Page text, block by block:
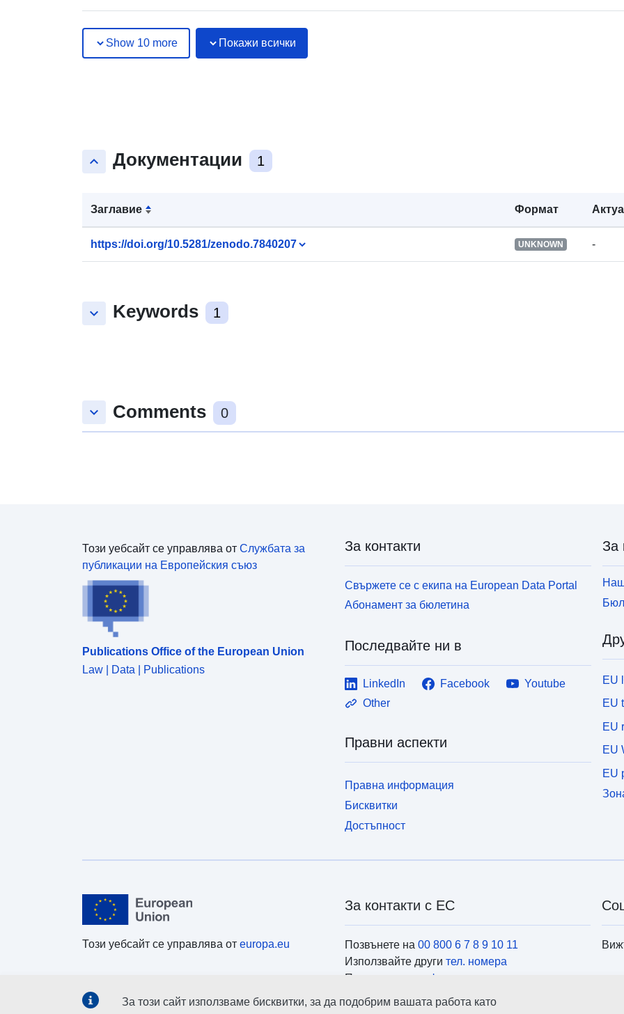
Show 10 more Покажи всички
keyboard_arrow_up Документации 1
Заглавие Формат
https://doi.org/10.5281/zenodo.7840207 UNKNOWN -
keyboard_arrow_down Keywords 1
keyboard_arrow_down Comments 0
Този уебсайт се управлява от Службата за
публикации на Европейския съюз
Publications Office of the European Union
Law | Data | Publications
За контакти
Свържете се с екипа на European Data Portal
Абонамент за бюлетина
Последвайте ни в
LinkedIn Facebook
Youtube
Other
Правни аспекти
Правна информация
Бисквитки
Достъпност
За
EU
EU
EU
EU
EU
Този уебсайт се управлява от europa.eu
За контакти с ЕС
Позвънете на 00 800 6 7 8 9 10 11
Използвайте други тел. номера
Пишете ни чрез
формуляра за контакти
Посетете ни в
центровете на ЕС
За този сайт използваме бисквитки, за да подобрим вашата работа като